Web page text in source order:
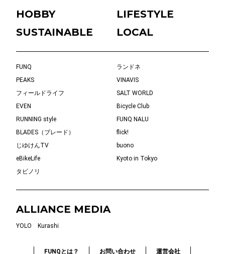
HOBBY
LIFESTYLE
SUSTAINABLE
LOCAL
FUNQ
ランドネ
PEAKS
VINAVIS
フィールドライフ
SALT WORLD
EVEN
Bicycle Club
RUNNING style
FUNQ NALU
BLADES（ブレード）
flick!
じゆけんTV
buono
eBikeLife
Kyoto in Tokyo
タビノリ
ALLIANCE MEDIA
YOLO Kurashi
FUNQとは？ お問い合わせ 運営会社